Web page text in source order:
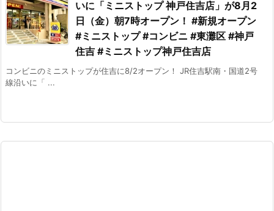
いに「ミニストップ 神戸住吉店」が8月2
日（金）朝7時オープン！ #新規オープン
#ミニストップ #コンビニ #東灘区 #神戸
住吉 #ミニストップ神戸住吉店
コンビニのミニストップが住吉に8/2オープン！ JR住吉駅南・国道2号
線沿いに「 ...